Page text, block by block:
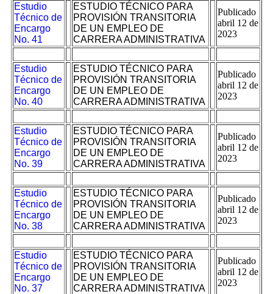
Estudio
Técnico de
Encargo
No. 41
ESTUDIO TÉCNICO PARA
PROVISIÓN TRANSITORIA
DE UN EMPLEO DE
CARRERA ADMINISTRATIVA
Publicado
abril 12 de
2023
Estudio
Técnico de
Encargo
No. 40
ESTUDIO TÉCNICO PARA
PROVISIÓN TRANSITORIA
DE UN EMPLEO DE
CARRERA ADMINISTRATIVA
Publicado
abril 12 de
2023
Estudio
Técnico de
Encargo
No. 39
ESTUDIO TÉCNICO PARA
PROVISIÓN TRANSITORIA
DE UN EMPLEO DE
CARRERA ADMINISTRATIVA
Publicado
abril 12 de
2023
Estudio
Técnico de
Encargo
No. 38
ESTUDIO TÉCNICO PARA
PROVISIÓN TRANSITORIA
DE UN EMPLEO DE
CARRERA ADMINISTRATIVA
Publicado
abril 12 de
2023
Estudio
Técnico de
Encargo
No. 37
ESTUDIO TÉCNICO PARA
PROVISIÓN TRANSITORIA
DE UN EMPLEO DE
CARRERA ADMINISTRATIVA
Publicado
abril 12 de
2023